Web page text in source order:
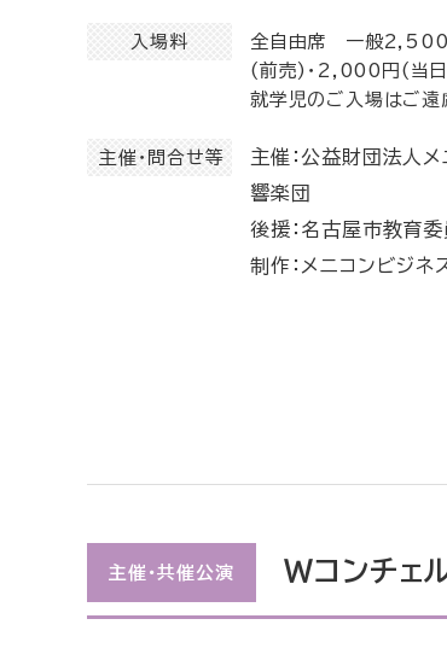
入場料
全自由席 一般
(前売)・2,000円(当
就学児のご入場はご遠
主催・問合せ等
主催：公益財団法人
響楽団
後援：名古屋市教育
制作：メニコンビジネ
主催・共催公演 Ｗコンチ